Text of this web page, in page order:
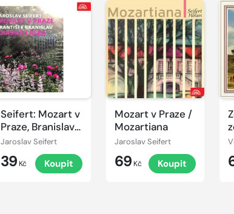
Seifert: Mozart v
Praze, Branislav:
Krásná láska
Jaroslav Seifert
39 Kč Koupit
Přehrát
ukázku
Mozart v Praze /
Mozartiana
Jaroslav Seifert
69 Kč Koupit
Přehrát
ukázku